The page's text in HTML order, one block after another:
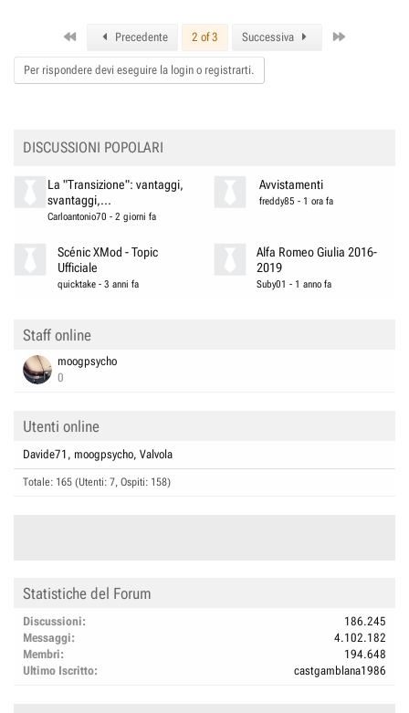
Precedente 2 of 3 Successiva
Per rispondere devi eseguire la login o registrarti.
DISCUSSIONI POPOLARI
La "Transizione": vantaggi,
svantaggi,...
Carloantonio70 - 2 giorni fa
Avvistamenti
freddy85 - 1 ora fa
Scénic XMod - Topic
Ufficiale
quicktake -3 anni fa
Alfa Romeo Giulia 2016-
2019
Suby01 - 1 anno fa
Staff online
moogpsycho
0
Utenti online
Davide71 moogpsycho Valvola
Totale: 165 (Utenti: 7, Ospiti: 158)
Statistiche del Forum
Discussioni
186.245
Messaggi
4.102.182
Membri
194.648
Ultimo Iscritto
castgamblana1986